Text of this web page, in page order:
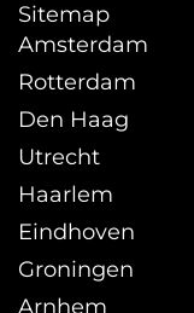
Sitemap
Amsterdam
Rotterdam
Den Haag
Utrecht
Haarlem
Eindhoven
Groningen
Arnhem